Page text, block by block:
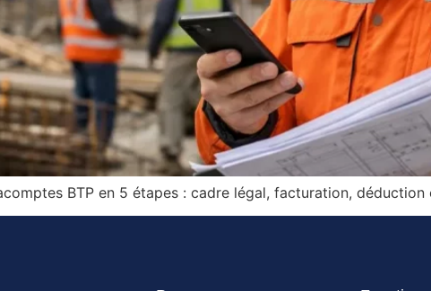
BTP en 5 étapes : cadre légal, facturation,